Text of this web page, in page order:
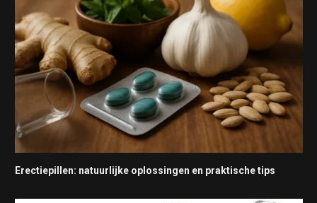
Erectiepillen: natuurlijke oplossingen en praktische tips